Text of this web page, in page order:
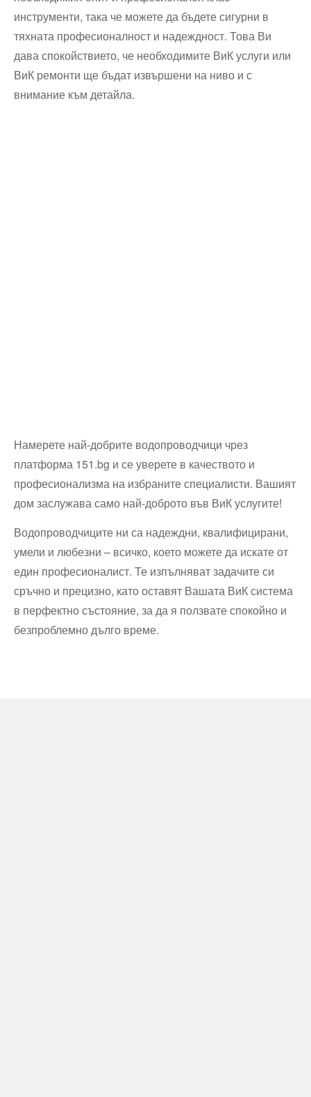
инструменти, така че можете да бъдете сигурни в
тяхната професионалност и надеждност. Това Ви
дава спокойствието, че необходимите ВиК услуги или
ВиК ремонти ще бъдат извършени на ниво и с
внимание към детайла.
Намерете най-добрите водопроводчици чрез
платформа 151.bg и се уверете в качеството и
професионализма на избраните специалисти. Вашият
дом заслужава само най-доброто във ВиК услугите!
Водопроводчиците ни са надеждни, квалифицирани,
умели и любезни – всичко, което можете да искате от
един професионалист. Те изпълняват задачите си
сръчно и прецизно, като оставят Вашата ВиК система
в перфектно състояние, за да я ползвате спокойно и
безпроблемно дълго време.